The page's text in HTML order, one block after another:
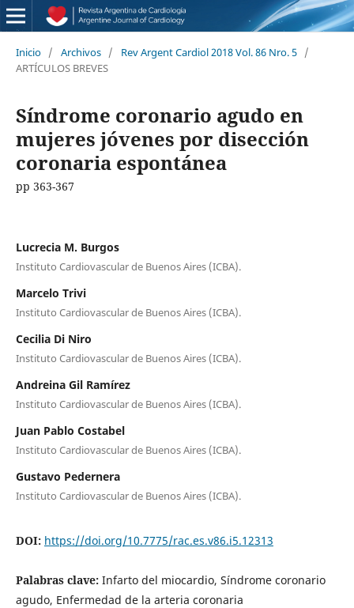
Inicio / Archivos / Rev Argent Cardiol 2018 Vol. 86 Nro. 5 /
ARTÍCULOS BREVES
Síndrome coronario agudo en
mujeres jóvenes por disección
coronaria espontánea
pp 363-367
Lucrecia M. Burgos
Instituto Cardiovascular de Buenos Aires (ICBA).
Marcelo Trivi
Instituto Cardiovascular de Buenos Aires (ICBA).
Cecilia Di Niro
Instituto Cardiovascular de Buenos Aires (ICBA).
Andreina Gil Ramírez
Instituto Cardiovascular de Buenos Aires (ICBA).
Juan Pablo Costabel
Instituto Cardiovascular de Buenos Aires (ICBA).
Gustavo Pedernera
Instituto Cardiovascular de Buenos Aires (ICBA).
DOI: https://doi.org/10.7775/rac.es.v86.i5.12313
Palabras clave: Infarto del miocardio, Síndrome coronario
agudo, Enfermedad de la arteria coronaria